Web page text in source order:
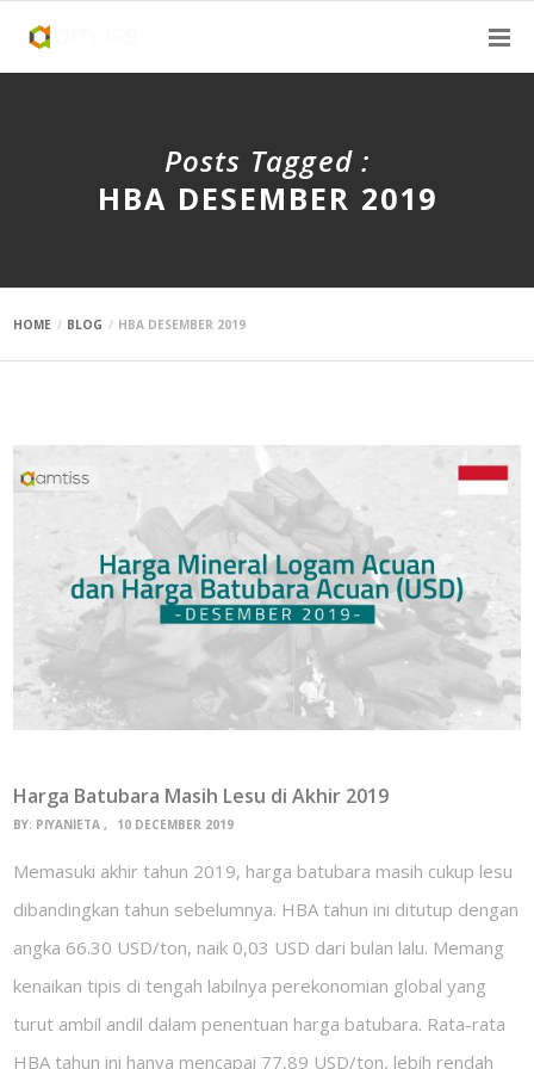
Posts Tagged :
HBA DESEMBER 2019
HOME BLOG HBA DESEMBER 2019
Harga Batubara Masih Lesu di Akhir 2019
BY: PIYANIETA 10 DECEMBER 2019
Memasuki akhir tahun 2019, harga batubara masih cukup lesu
dibandingkan tahun sebelumnya. HBA tahun ini ditutup dengan
angka 66.30 USD/ton, naik 0,03 USD dari bulan lalu. Memang
kenaikan tipis di tengah labilnya perekonomian global yang
turut ambil andil dalam penentuan harga batubara. Rata-rata
HBA tahun ini hanya mencapai 77,89 USD/ton, lebih rendah